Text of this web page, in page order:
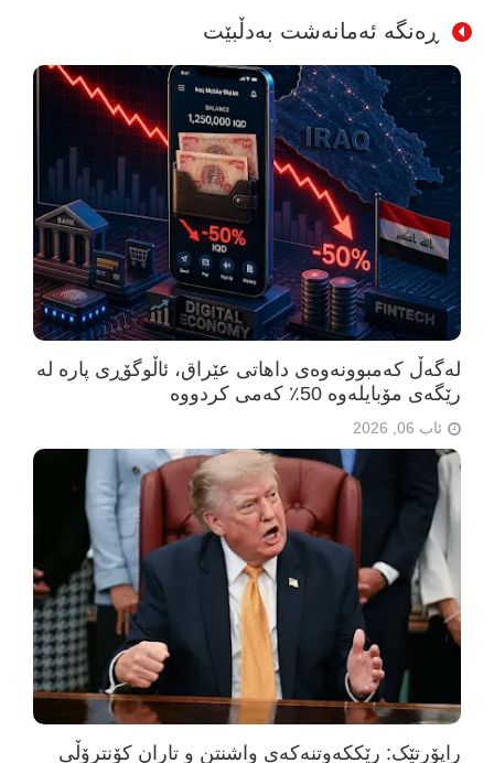
ڕەنگە ئەمانەشت بەدڵبێت
لەگەڵ کەمبوونەوەی داهاتی عێراق، ئاڵوگۆڕی پارە لە
رێگەی مۆبایلەوە 50٪ کەمی کردووە
ئاب 06, 2026
راپۆرتێک: رێککەوتنەکەی واشنتن و تاران کۆنترۆڵی